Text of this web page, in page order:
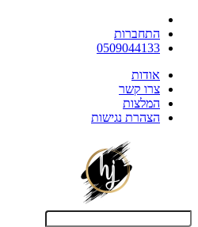
התחברות
0509044133
אודות
צרו קשר
המלצות
הצהרת נגישות